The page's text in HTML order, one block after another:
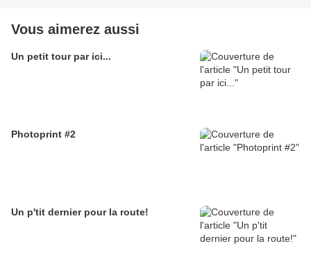
Vous aimerez aussi
Un petit tour par ici...
Photoprint #2
Un p'tit dernier pour la route!